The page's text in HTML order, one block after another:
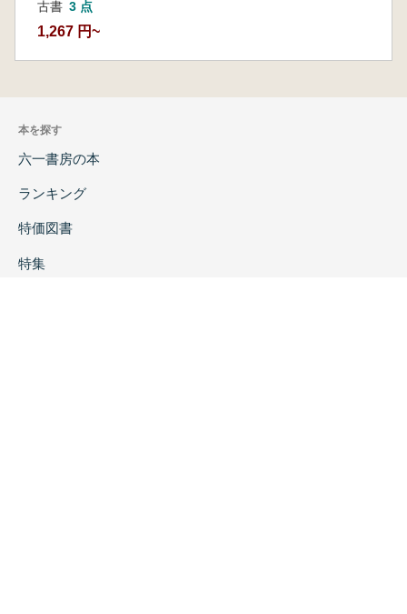
古書 3 点
1,267 円~
本を探す
六一書房の本
ランキング
特価図書
特集